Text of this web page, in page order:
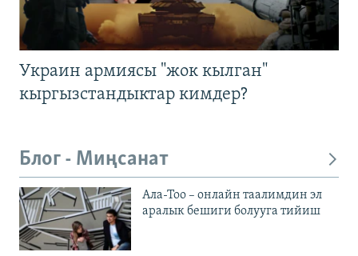
Украин армиясы "жок кылган"
кыргызстандыктар кимдер?
Блог - Миңсанат
Ала-Тоо – онлайн таалимдин эл
аралык бешиги болууга тийиш